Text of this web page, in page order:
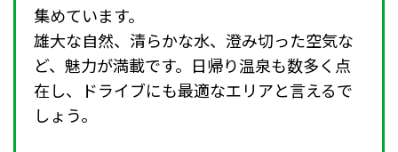
集めています。
雄大な自然、清らかな水、澄み切った空気な
ど、魅力が満載です。日帰り温泉も数多く点
在し、ドライブにも最適なエリアと言えるで
しょう。